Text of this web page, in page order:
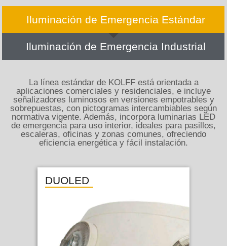
Iluminación de Emergencia Estándar
Iluminación de Emergencia Industrial
La línea estándar de KOLFF está orientada a
aplicaciones comerciales y residenciales, e incluye
señalizadores luminosos en versiones empotrables y
sobrepuestas, con pictogramas intercambiables según
normativa vigente. Además, incorpora luminarias LED
de emergencia para uso interior, ideales para pasillos,
escaleras, oficinas y zonas comunes, ofreciendo
eficiencia energética y fácil instalación.
DUOLED